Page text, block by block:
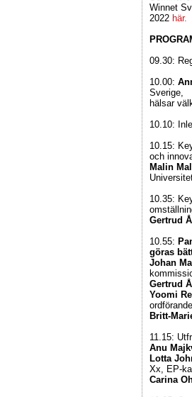
Winnet
2022 här.
09.30:
10.00:
Sverige,
hälsar
10.10:
10.15:
och
Malin
10.35:
Gertrud
10.55:
göras
Johan
Gertrud
Yoomi
Britt-
11.15:
Anu
Lotta
Xx, EP-
Carina